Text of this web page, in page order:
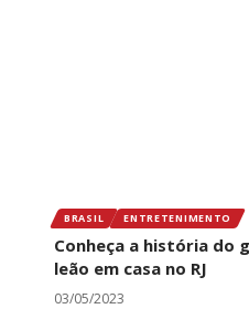
BRASIL ENTRETENIMENTO
Conheça a história do
leão em casa no RJ
03/05/2023